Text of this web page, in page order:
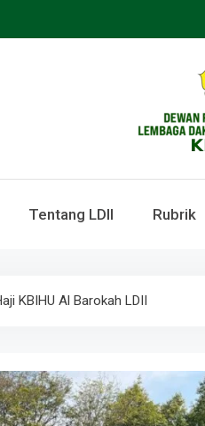
LDII
Tentang LDII Rubrik
KBIHU Al Barokah LDII